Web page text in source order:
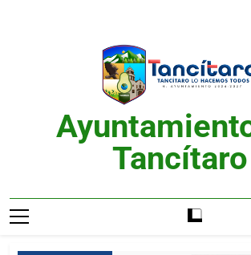
Tancítaro